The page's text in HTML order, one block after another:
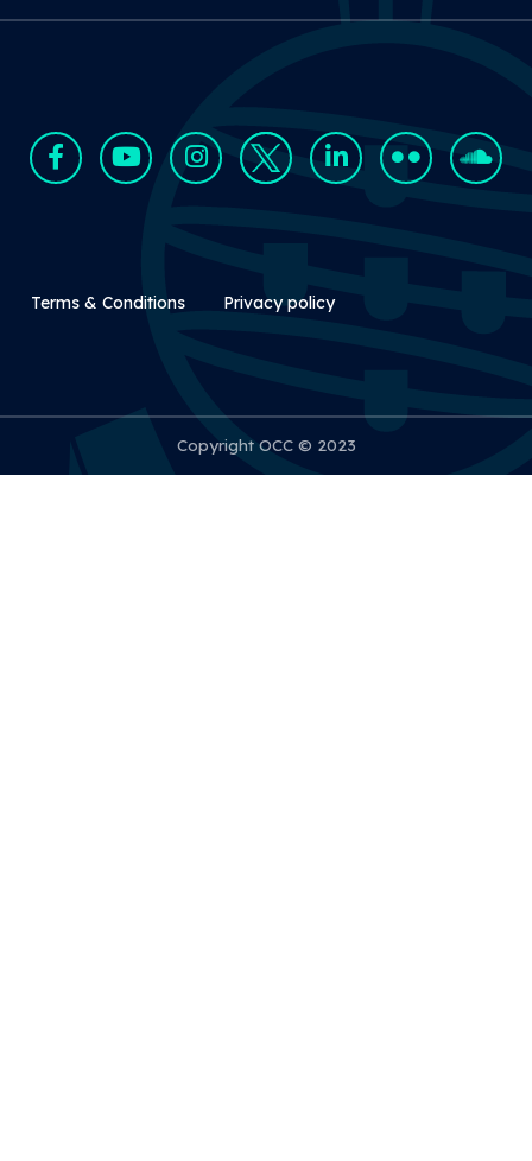
Rodapé Secundário
Terms & Conditions Privacy policy
Copyright OCC © 2023